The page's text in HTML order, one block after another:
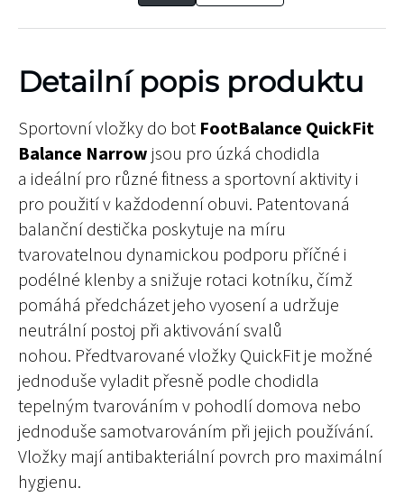
Detailní popis produktu
Sportovní vložky do bot FootBalance QuickFit
Balance Narrow jsou pro úzká chodidla
a ideální pro různé fitness a sportovní aktivity i
pro použití v každodenní obuvi. Patentovaná
balanční destička poskytuje na míru
tvarovatelnou dynamickou podporu příčné i
podélné klenby a snižuje rotaci kotníku, čímž
pomáhá předcházet jeho vyosení a udržuje
neutrální postoj při aktivování svalů
nohou. Předtvarované vložky QuickFit je možné
jednoduše vyladit přesně podle chodidla
tepelným tvarováním v pohodlí domova nebo
jednoduše samotvarováním při jejich používání.
Vložky mají antibakteriální povrch pro maximální
hygienu.